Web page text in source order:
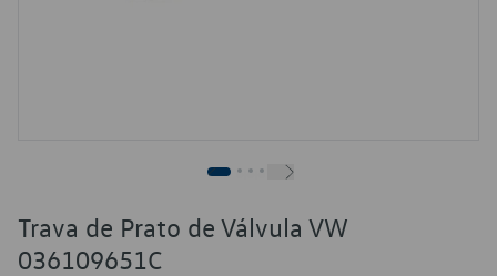
Trava de Prato de Válvula VW
036109651C